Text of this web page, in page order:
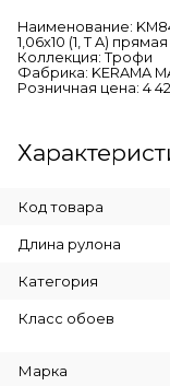
Наименование:
1,06х10 (1, Т A)
Коллекция: Трофи
Фабрика: KERAMA
Розничная цена: 4
Код товара
Длина рулона
Категория
Класс обоев
Марка